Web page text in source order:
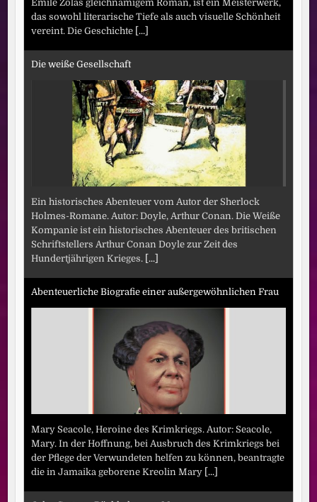
Émile Zolas gleichnamigem Roman, ist ein Meisterwerk,
das sowohl literarische Tiefe als auch visuelle Schönheit
vereint. Die Geschichte [...]
Die weiße Gesellschaft
Ein historisches Abenteuer vom Autor der Sherlock
Holmes-Romane. Autor: Doyle, Arthur Conan. Die Weiße
Kompanie ist ein historisches Abenteuer des britischen
Schriftstellers Arthur Conan Doyle zur Zeit des
Hundertjährigen Krieges. [...]
Abenteuerliche Biografie einer außergewöhnlichen Frau
Mary Seacole, Heroine des Krimkriegs. Autor: Seacole,
Mary. In der Hoffnung, bei Ausbruch des Krimkriegs bei
der Pflege der Verwundeten helfen zu können, beantragte
die in Jamaika geborene Kreolin Mary [...]